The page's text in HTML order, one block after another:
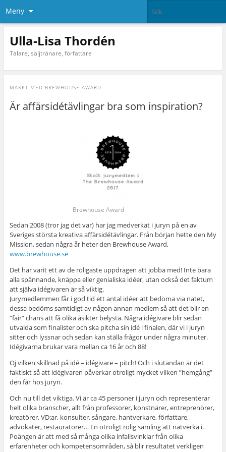
Meny
Ulla-Lisa Thordén
Talare, säljtränare, författare
MÄRKT MED BREWHOUSE AWARD
Är affärsidétävlingar bra som inspiration?
Brewhouse Award
Sedan 2008 (tror jag det var) har jag medverkat i juryn på en av
Sveriges största kreativa affärsidétävlingar. Från början hette den My
Mission, sedan några år heter den Brewhouse Award,
www.brewhouse.se
Det har varit ett av de roligaste uppdragen att jobba med! Inte bara
alla spännande, knäppa eller genialiska idéer, utan också det faktum
att själva idégivaren är så viktig.
Jurymedlemmen får i god tid ett antal idéer att bedöma via nätet,
dessa bedöms samtidigt av någon annan medlem så att det blir en
”fair” chans att få olika åsikter belysta. Några idégivare blir sedan
utvalda som finalister och ska pitcha sin idé i finalen, där vi i juryn
sitter och lyssnar och sedan kan ställa frågor under några minuter.
Idégivarna brukar vara mellan ca 16 år och 88!
Oj vilken skillnad på idé – idégivare – pitch! Och i slutändan är det
faktiskt så att idégivaren påverkar otroligt mycket vilken ”hemgång”
den får hos juryn.
Och nu till det viktiga. Vi är ca 45 personer i juryn och representerar
helt olika branscher, allt från professorer, konstnärer, entreprenörer,
kreatörer, VD:ar, konsulter, sångare, hantverkare, författare,
advokater, restauratörer… En otroligt rolig samling att nätverka i.
Poängen är att med så många olika infallsvinklar från olika
erfarenheter och kompetensområden, så blir resultatet verkligen